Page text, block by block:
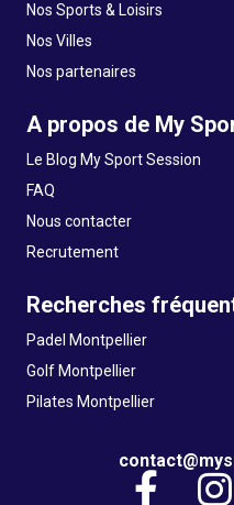
Nos Sports & Loisirs
Nos Villes
Nos partenaires
A propos de My
Le Blog My Sport Session
FAQ
Nous contacter
Recrutement
Recherches
Padel Montpellier
Golf Montpellier
Pilates Montpellier